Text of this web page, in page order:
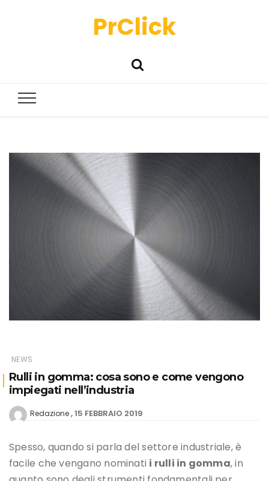
PrClick
NEWS
Rulli in gomma: cosa sono e come vengono
impiegati nell’industria
Redazione 15 FEBBRAIO 2019
Spesso, quando si parla del settore industriale, è
facile che vengano nominati i rulli in gomma, in